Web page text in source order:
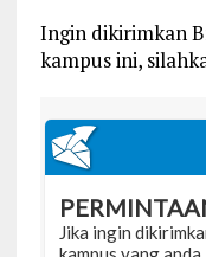
Ingin dikirimkan
kampus ini,